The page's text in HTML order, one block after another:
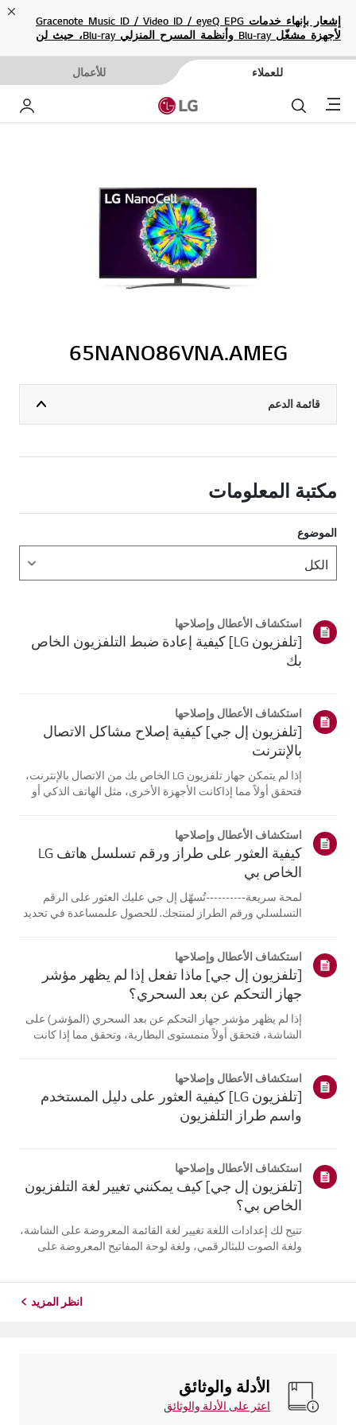
إشعار بإنهاء خدمات Gracenote Music ID / Video ID / eyeQ EPG
لأجهزة مشغّل Blu-ray وأنظمة المسرح المنزلي Blu-ray، حيث لن
للعملاء للأعمال
Menu بحث
65NANO86VNA.AMEG
قائمة الدعم
مكتبة المعلومات
الموضوع
استكشاف الأعطال وإصلاحها
[تلفزيون LG] كيفية إعادة ضبط التلفزيون الخاص
بك
استكشاف الأعطال وإصلاحها
[تلفزيون إل جي] كيفية إصلاح مشاكل الاتصال
بالإنترنت
إذا لم يتمكن جهاز تلفزيون LG الخاص بك من الاتصال بالإنترنت،
فتحقق أولاً مما إذاكانت الأجهزة الأخرى، مثل الهاتف الذكي أو
تكمن في جها...
استكشاف الأعطال وإصلاحها
كيفية العثور على طراز ورقم تسلسل هاتف LG
الخاص بي
لمحة سريعة----------تُسهّل إل جي عليك العثور على الرقم
التسلسلي ورقم الطراز لمنتجك. للحصول علىمساعدة في تحديد
تختلف الصور أو ا...
استكشاف الأعطال وإصلاحها
[تلفزيون إل جي] ماذا تفعل إذا لم يظهر مؤشر
جهاز التحكم عن بعد السحري؟
إذا لم يظهر مؤشر جهاز التحكم عن بعد السحري (المؤشر) على
الشاشة، فتحقق أولاً منمستوى البطارية، وتحقق مما إذا كانت
التلفزيون. أعد تسج...
استكشاف الأعطال وإصلاحها
[تلفزيون LG] كيفية العثور على دليل المستخدم
واسم طراز التلفزيون
استكشاف الأعطال وإصلاحها
[تلفزيون إل جي] كيف يمكنني تغيير لغة التلفزيون
الخاص بي؟
تتيح لك إعدادات اللغة تغيير لغة القائمة المعروضة على الشاشة،
ولغة الصوت للبثالرقمي، ولغة لوحة المفاتيح المعروضة على
انظر المزيد
الأدلة والوثائق
اعثر على الأدلة والوثائق